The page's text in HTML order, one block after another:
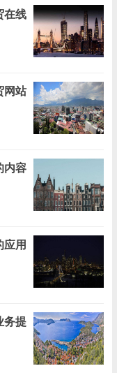
在线
网站
内容
应用
务提